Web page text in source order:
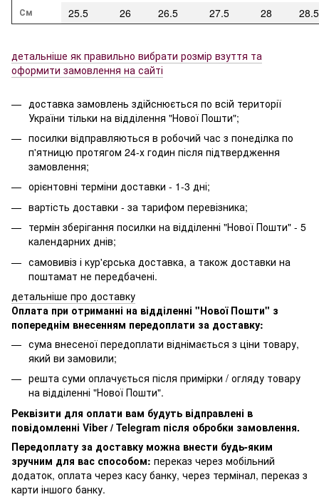
См
25.5 26 26.5 27.5 28
детальніше як правильно вибрати розмір взуття та
оформити замовлення на сайті
доставка замовлень здійснюється по всій території
України тільки на відділення "Нової Пошти";
посилки відправляються в робочий час з понеділка по
п'ятницю протягом 24-х годин після підтвердження
замовлення;
орієнтовні терміни доставки - 1-3 дні;
вартість доставки - за тарифом перевізника;
термін зберігання посилки на відділенні "Нової Пошти" - 5
календарних днів;
самовивіз і кур'єрська доставка, а також доставки на
поштамат не передбачені.
детальніше про доставку
Оплата при отриманні на відділенні "Нової Пошти" з
попереднім внесенням передоплати за доставку:
сума внесеної передоплати віднімається з ціни товару,
який ви замовили;
решта суми оплачується після примірки / огляду товару
на відділенні "Нової Пошти".
Реквізити для оплати вам будуть відправлені в
повідомленні Viber / Telegram після обробки замовлення.
Передоплату за доставку можна внести будь-яким
зручним для вас способом: переказ через мобільний
додаток, оплата через касу банку, через термінал, переказ з
карти іншого банку.